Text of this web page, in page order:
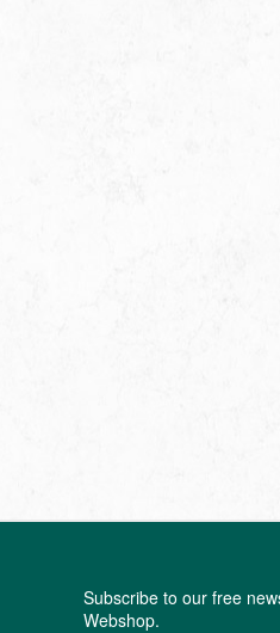
Subscribe to our free
Webshop.